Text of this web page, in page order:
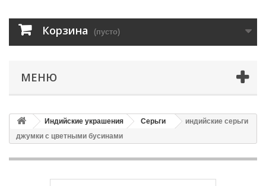
Корзина (пусто)
МЕНЮ
Индийские украшения Серьги
индийские серьги
джумки с цветными бусинами